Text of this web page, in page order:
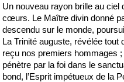
Un nouveau rayon brille au
cœurs. Le Maître divin donné
descendu sur le monde,
La Trinité auguste, révélée tout
reçu nos premiers hommages
pénètre par la foi dans le
bond, l’Esprit impétueux de la